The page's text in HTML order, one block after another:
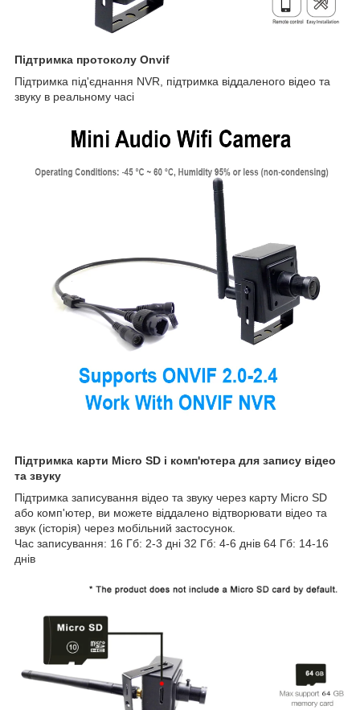
Підтримка протоколу Onvif
Підтримка під'єднання NVR, підтримка віддаленого відео та
звуку в реальному часі
Підтримка карти Micro SD і комп'ютера для запису відео
та звуку
Підтримка записування відео та звуку через карту Micro SD
або комп'ютер, ви можете віддалено відтворювати відео та
звук (історія) через мобільний застосунок.
Час записування: 16 Гб: 2-3 дні 32 Гб: 4-6 днів 64 Гб: 14-16
днів